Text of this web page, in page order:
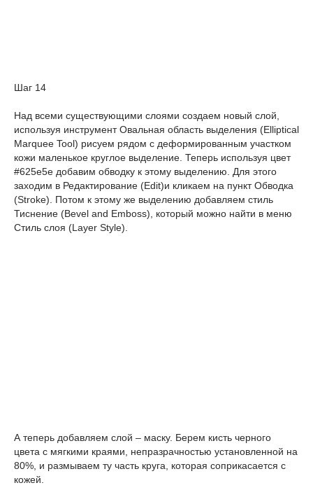
Шаг 14
Над всеми существующими слоями создаем новый слой,
используя инструмент Овальная область выделения (Elliptical
Marquee Tool) рисуем рядом с деформированным участком
кожи маленькое круглое выделение. Теперь используя цвет
#625e5e добавим обводку к этому выделению. Для этого
заходим в Редактирование (Edit)и кликаем на пункт Обводка
(Stroke). Потом к этому же выделению добавляем стиль
Тиснение (Bevel and Emboss), который можно найти в меню
Стиль слоя (Layer Style).
А теперь добавляем слой – маску. Берем кисть черного
цвета с мягкими краями, непразрачностью установленной на
80%, и размываем ту часть круга, которая соприкасается с
кожей.